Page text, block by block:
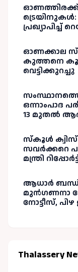
പ്രഖ്യാപിച്ച്
ഓണക്കാല
കുത്തനെ
വെട്ടിക്കുറച്ചു
ഒന്നാംപാദ
13 മുതൽ
സ്‌കൂൾ ക്വിസ്
സവർക്കറെ
മന്ത്രി
ആധാർ
മുൻഗണനാ
നോട്ടീസ്,
Thalassery